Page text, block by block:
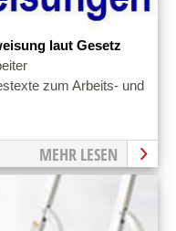
laut Gesetz
zum Arbeits- und
MEHR LESEN